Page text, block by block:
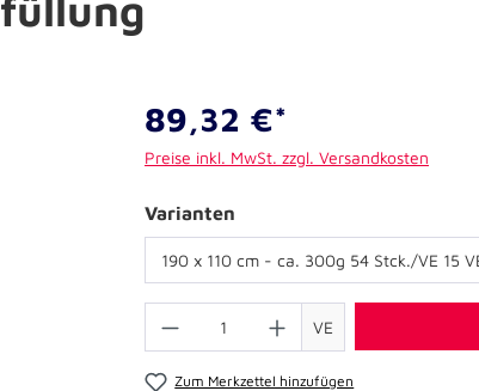
89,32 €*
Preise inkl. MwSt. zzgl. Versandkosten
Varianten
VE
Zum Merkzettel hinzufügen